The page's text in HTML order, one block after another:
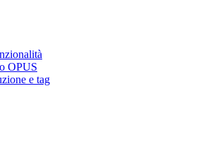
OPUS
e tag